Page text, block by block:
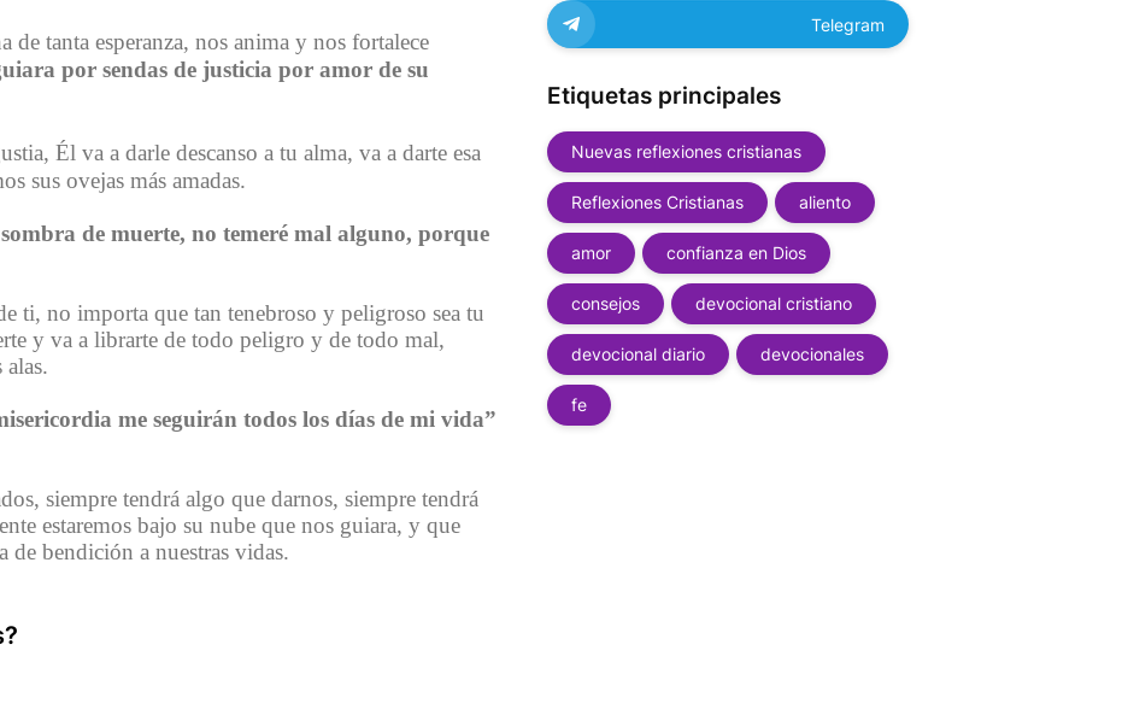
de tanta esperanza, nos anima y nos fortalece
por sendas de justicia por amor de su
Él va a darle descanso a tu alma, va a darte esa
sus ovejas más amadas.
de muerte, no temeré mal alguno, porque
ti, no importa que tan tenebroso y peligroso sea tu
y va a librarte de todo peligro y de todo mal,
alas.
me seguirán todos los días de mi vida”
siempre tendrá algo que darnos, siempre tendrá
estaremos bajo su nube que nos guiara, y que
de bendición a nuestras vidas.
Telegram
Etiquetas principales
Nuevas reflexiones cristianas
Reflexiones Cristianas aliento
amor confianza en Dios
consejos devocional cristiano
devocional diario devocionales
fe